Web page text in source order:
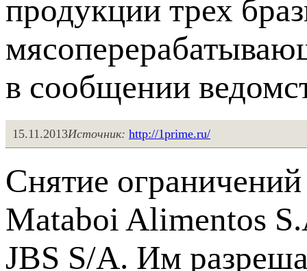
продукции трех
в сообщении
15.11.2013Источник: http://1prime.ru/
Снятие
Mataboi Alimentos
JBS S/A. Им